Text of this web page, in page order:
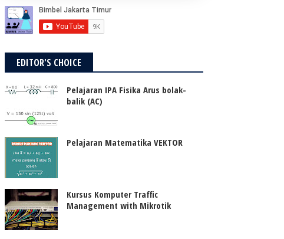
EDITOR'S CHOICE
Pelajaran IPA Fisika Arus bolak-
balik (AC)
Pelajaran Matematika VEKTOR
Kursus Komputer Traffic
Management with Mikrotik